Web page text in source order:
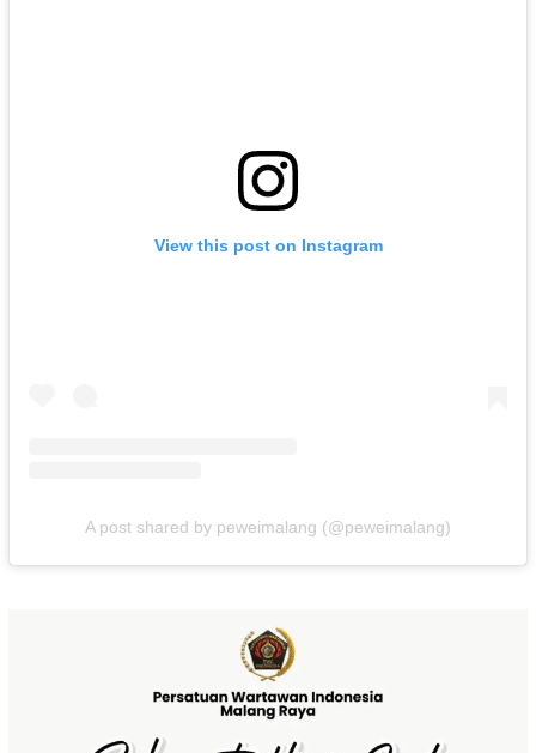
View this post on Instagram
A post shared by peweimalang (@peweimalang)